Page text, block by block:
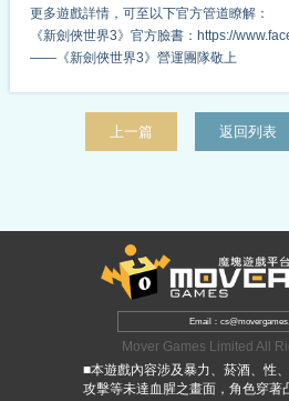
更多遊戲詳情，可至以下官方管道瞭解：
《新劍俠世界3》官方臉書：https://
——《新劍俠世界3》營運團隊敬上
上一篇 返回列表
Email：
Mover Games Limited All
■本遊戲內容涉及暴力、菸酒、性
攻擊等未達血腥之畫面，角色穿著